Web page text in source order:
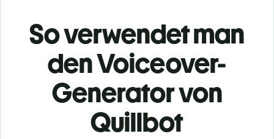
So verwendet man
den Voiceover-
Generator von
Quillbot